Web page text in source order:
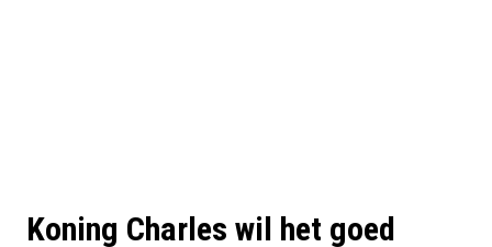
Koning Charles wil het goed